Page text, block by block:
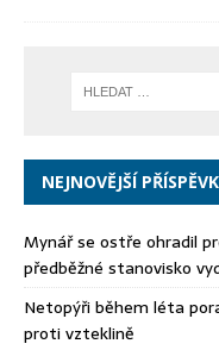
NEJNOVĚJŠÍ
Mynář se ostře ohradil
předběžné stanovisko
Netopýři během léta
proti vzteklině